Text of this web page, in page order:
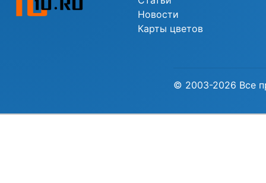
Новости
Карты цветов
© 2003-2026 Все